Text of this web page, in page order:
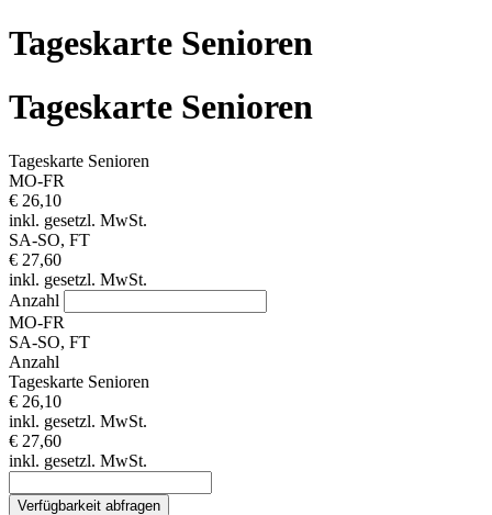
Tageskarte Senioren
Tageskarte Senioren
Tageskarte Senioren
MO-FR
€ 26,10
inkl. gesetzl. MwSt.
SA-SO, FT
€ 27,60
inkl. gesetzl. MwSt.
Anzahl
MO-FR
SA-SO, FT
Anzahl
Tageskarte Senioren
€ 26,10
inkl. gesetzl. MwSt.
€ 27,60
inkl. gesetzl. MwSt.
Verfügbarkeit abfragen